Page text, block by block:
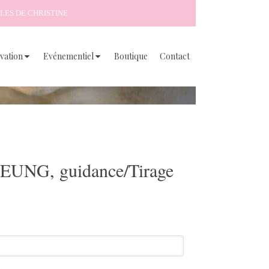
DE CHRISTINE
Evénementiel Boutique Contact
guidance/Tirage